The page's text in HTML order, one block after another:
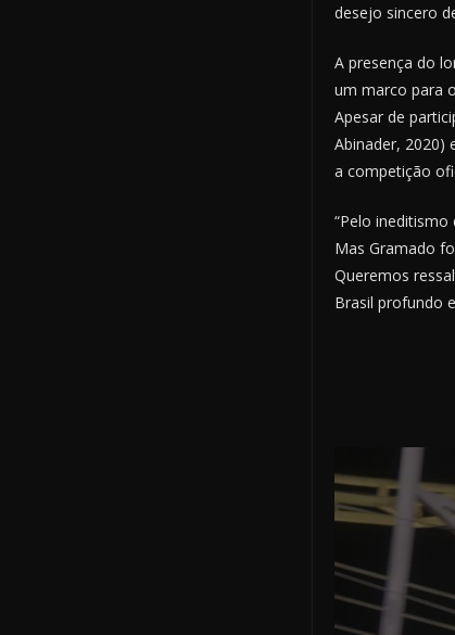
desejo sincero
A presença do
um marco para
Apesar de
Abinader, 2020)
a competição
“Pelo
Mas Gramado
Queremos
Brasil profundo